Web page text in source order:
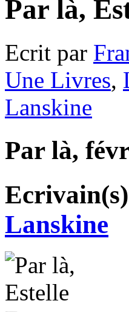
Par là,
Ecrit par
Une Livres,
Lanskine
Par là,
Lanskine